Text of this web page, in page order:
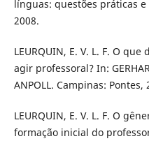
línguas: questões práticas e
2008.
LEURQUIN, E. V. L. F. O
agir professoral? In:
ANPOLL. Campinas: Pontes,
LEURQUIN, E. V. L. F. O
formação inicial do